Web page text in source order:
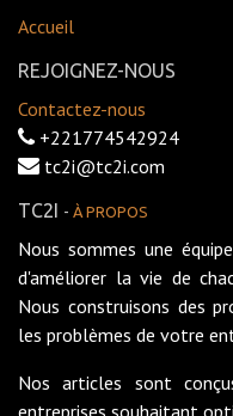
Accueil
REJOIGNEZ-NOUS
Contactez-nous
+221774542924
tc2i@tc2i.com
TC2I - À PROPOS
Nous sommes une
d'améliorer la vie de
Nous construisons des
les problèmes de votre
Nos articles sont
entreprises souhaitant